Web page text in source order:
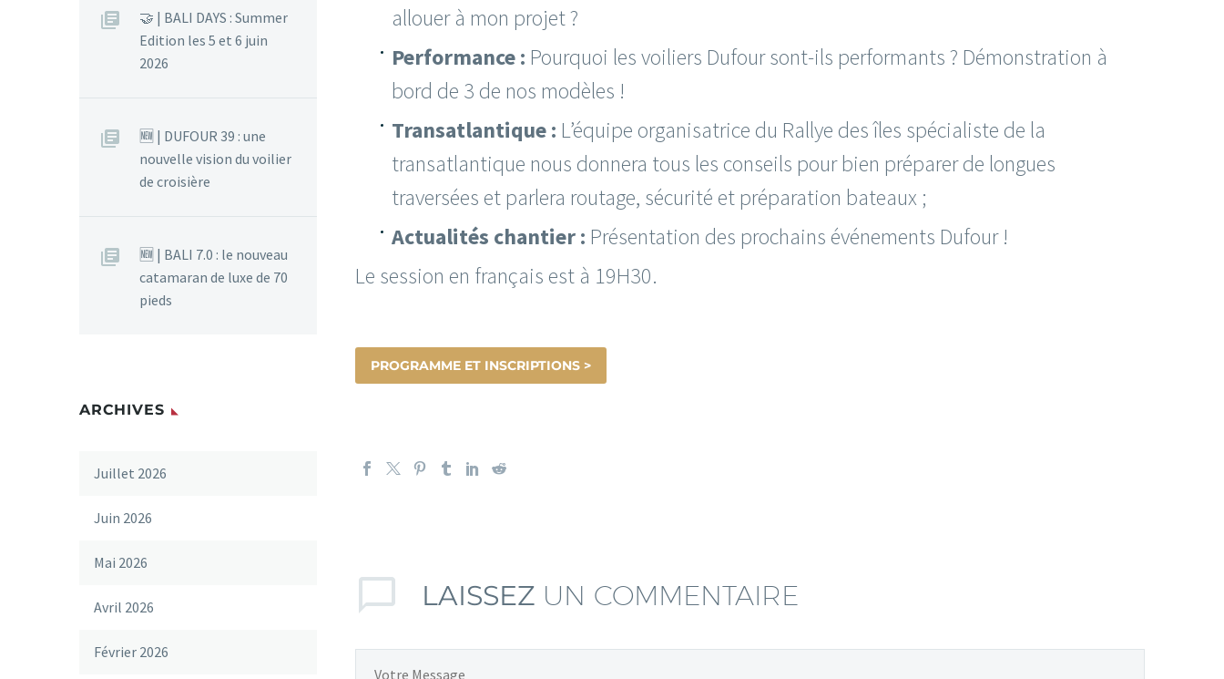
allouer à mon projet ?
Performance : Pourquoi les voiliers Dufour sont-ils performants ? Démonstration à
bord de 3 de nos modèles !
Transatlantique : L’équipe organisatrice du Rallye des îles spécialiste de la
transatlantique nous donnera tous les conseils pour bien préparer de longues
traversées et parlera routage, sécurité et préparation bateaux ;
Actualités chantier : Présentation des prochains événements Dufour !
Le session en français est à 19H30.
PROGRAMME ET INSCRIPTIONS >
LAISSEZ UN COMMENTAIRE
🤝 | BALI DAYS : Summer
Edition les 5 et 6 juin
2026
🆕 | DUFOUR 39 : une
nouvelle vision du voilier
de croisière
🆕 | BALI 7.0 : le nouveau
catamaran de luxe de 70
pieds
ARCHIVES
Juillet 2026
Juin 2026
Mai 2026
Avril 2026
Février 2026